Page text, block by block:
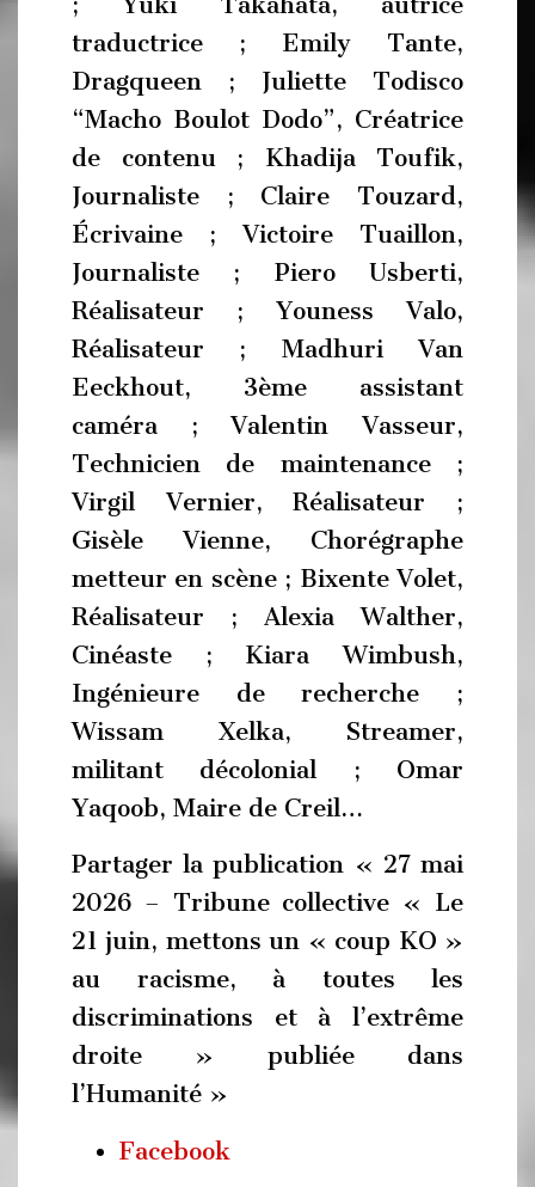
traductrice ; Emily Tante,
Dragqueen ; Juliette Todisco
“Macho Boulot Dodo”, Créatrice
de contenu ; Khadija Toufik,
Journaliste ; Claire Touzard,
Écrivaine ; Victoire Tuaillon,
Journaliste ; Piero Usberti,
Réalisateur ; Youness Valo,
Réalisateur ; Madhuri Van
Eeckhout, 3ème assistant
caméra ; Valentin Vasseur,
Technicien de maintenance ;
Virgil Vernier, Réalisateur ;
Gisèle Vienne, Chorégraphe
metteur en scène ; Bixente Volet,
Réalisateur ; Alexia Walther,
Cinéaste ; Kiara Wimbush,
Ingénieure de recherche ;
Wissam Xelka, Streamer,
militant décolonial ; Omar
Yaqoob, Maire de Creil…
Partager la publication « 27 mai
2026 – Tribune collective « Le
21 juin, mettons un « coup KO »
au racisme, à toutes les
discriminations et à l’extrême
droite » publiée dans
l’Humanité »
Facebook